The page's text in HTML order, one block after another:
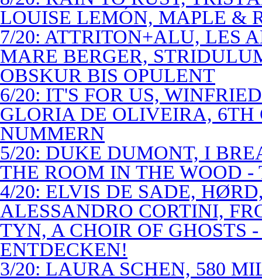
LOUISE LEMÓN, MAPLE &
7/20: ATTRITON+ALU, LES
MARE BERGER,
OBSKUR BIS OPULENT
6/20: IT'S FOR US,
GLORIA DE OLIVEIRA, 6TH
NUMMERN
5/20: DUKE DUMONT, I
THE ROOM IN THE WOOD
4/20: ELVIS DE SADE,
ALESSANDRO CORTINI,
TYN, A CHOIR OF GHOSTS
ENTDECKEN!
3/20: LAURA SCHEN, 580